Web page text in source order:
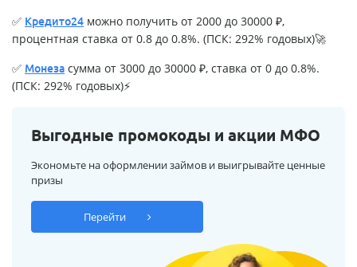
✅ Кредито24 можно получить от 2000 до 30000 ₽,
процентная ставка от 0.8 до 0.8%. (ПСК: 292% годовых)🚀
✅ Монеза сумма от 3000 до 30000 ₽, ставка от 0 до 0.8%.
(ПСК: 292% годовых)⚡
Выгодные промокоды и акции МФО
Экономьте на оформлении займов и выигрывайте ценные
призы
Перейти